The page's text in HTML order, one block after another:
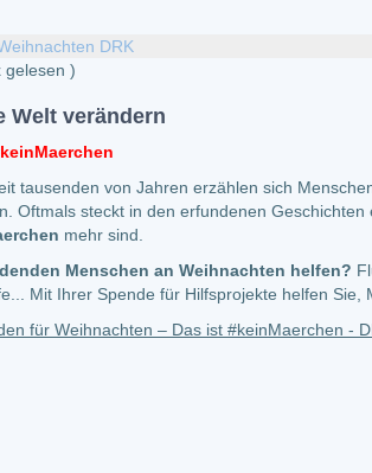
DRK
gelesen )
Welt verändern
tausenden von Jahren erzählen sich
Oftmals steckt in den erfundenen
mehr sind.
Menschen an Weihnachten helfen?
Mit Ihrer Spende für Hilfsprojekte helfen Sie,
für Weihnachten – Das ist #keinMaerchen -